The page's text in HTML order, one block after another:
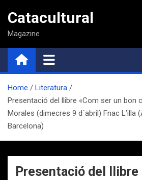
contenido
Catacultural
Magazine
Home
Literatura
Presentació del llibre «Com ser un bon
Morales (dimecres 9 d´abril) Fnac L’illa
Barcelona)
Presentació del llibre